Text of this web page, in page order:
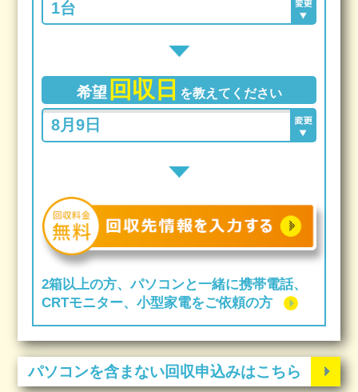
希望 回収日 を教えてください
2箱以上の方、パソコンと一緒に携帯電話、
CRTモニター、小型家電をご依頼の方
パソコンを含まない回収申込みはこちら